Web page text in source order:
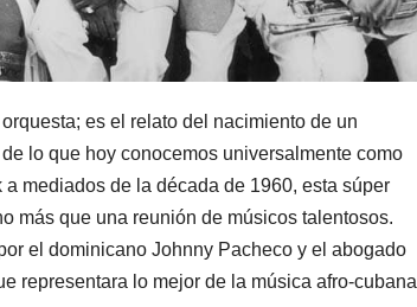
es el relato del nacimiento de un
lo que hoy conocemos universalmente como
mediados de la década de 1960, esta súper
más que una reunión de músicos talentosos.
el dominicano Johnny Pacheco y el abogado
representara lo mejor de la música afro-cubana